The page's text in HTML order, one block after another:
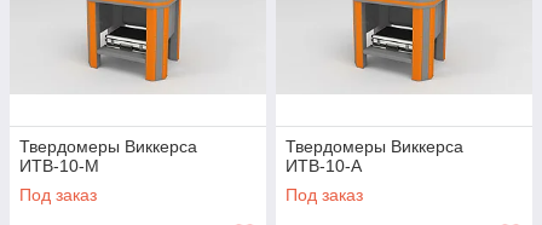
Твердомеры Виккерса
ИТВ-10-М
Под заказ
Твердомеры Виккерса
ИТВ-10-А
Под заказ